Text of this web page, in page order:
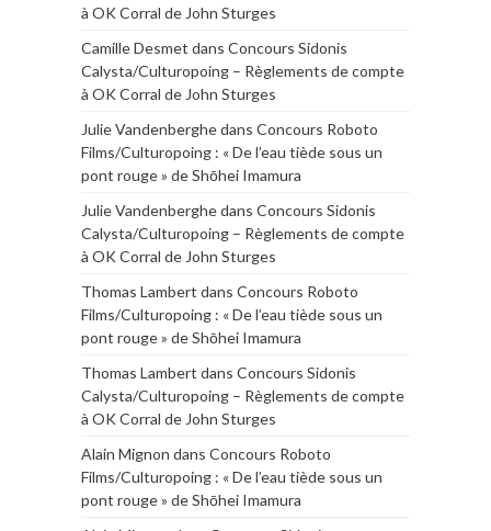
à OK Corral de John Sturges
Camille Desmet dans Concours Sidonis
Calysta/Culturopoing – Règlements de compte
à OK Corral de John Sturges
Julie Vandenberghedans Concours Roboto
Films/Culturopoing : « De l’eau tiède sous un
pont rouge » de Shōhei Imamura
Julie Vandenberghedans Concours Sidonis
Calysta/Culturopoing – Règlements de compte
à OK Corral de John Sturges
Thomas Lambert dans Concours Roboto
Films/Culturopoing : « De l’eau tiède sous un
pont rouge » de Shōhei Imamura
Thomas Lambert dans Concours Sidonis
Calysta/Culturopoing – Règlements de compte
à OK Corral de John Sturges
Alain Mignon dans Concours Roboto
Films/Culturopoing : « De l’eau tiède sous un
pont rouge » de Shōhei Imamura